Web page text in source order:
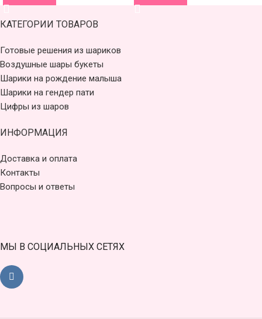
КАТЕГОРИИ ТОВАРОВ
Готовые решения из шариков
Воздушные шары букеты
Шарики на рождение малыша
Шарики на гендер пати
Цифры из шаров
ИНФОРМАЦИЯ
Доставка и оплата
Контакты
Вопросы и ответы
МЫ В СОЦИАЛЬНЫХ СЕТЯХ